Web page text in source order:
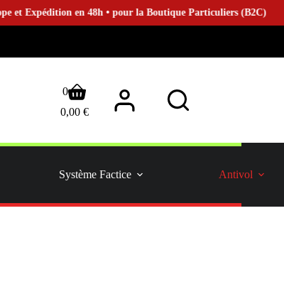
en 48h • pour la Boutique Particuliers (B2C)
Panier
d’achat
0,00 €
0
Système Factice Antivol